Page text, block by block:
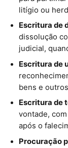
litígio ou
Escritura de
dissolução
judicial,
Escritura de
bens e
Escritura de
vontade,
após o
Procuração